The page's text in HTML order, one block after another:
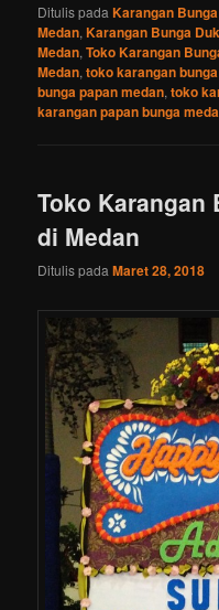
Ditulis pada Karangan
Medan,Karangan Bunga
Medan,Toko Karangan
Medan,toko karangan
bunga papan medan,toko
karangan papan bunga
Toko Karangan
di Medan
Ditulis padaMaret 28, 2018